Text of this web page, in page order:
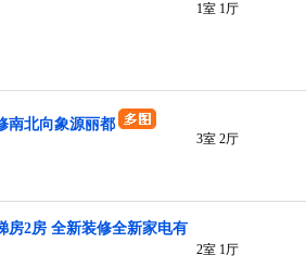
1室 1厅
南北向象源丽都
3室 2厅
房2房 全新装修全新家电有
2室 1厅